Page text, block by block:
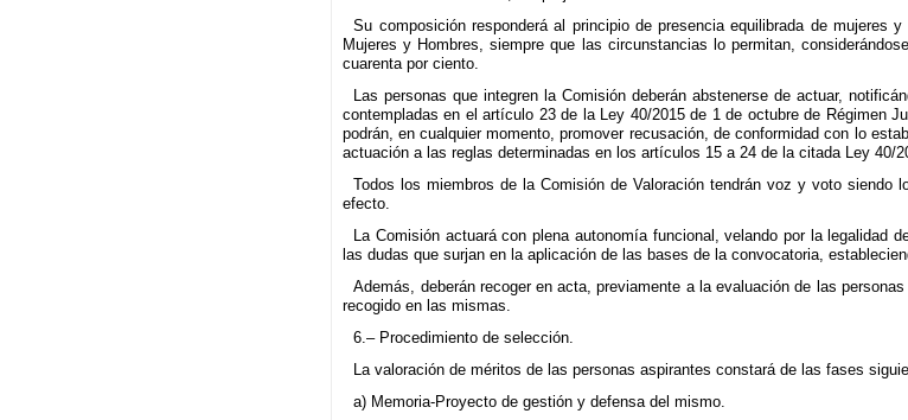
Su composición responderá al principio de presencia equilibrada de
Mujeres y Hombres, siempre que las circunstancias lo permitan,
cuarenta por ciento.
Las personas que integren la Comisión deberán abstenerse de actuar,
contempladas en el artículo 23 de la Ley 40/2015 de 1 de octubre de Régimen
podrán, en cualquier momento, promover recusación, de conformidad con lo
actuación a las reglas determinadas en los artículos 15 a 24 de la citada Ley 40/
Todos los miembros de la Comisión de Valoración tendrán voz y voto
efecto.
La Comisión actuará con plena autonomía funcional, velando por la
las dudas que surjan en la aplicación de las bases de la convocatoria,
Además, deberán recoger en acta, previamente a la evaluación de las
recogido en las mismas.
6.– Procedimiento de selección.
La valoración de méritos de las personas aspirantes constará de las fases
a) Memoria-Proyecto de gestión y defensa del mismo.